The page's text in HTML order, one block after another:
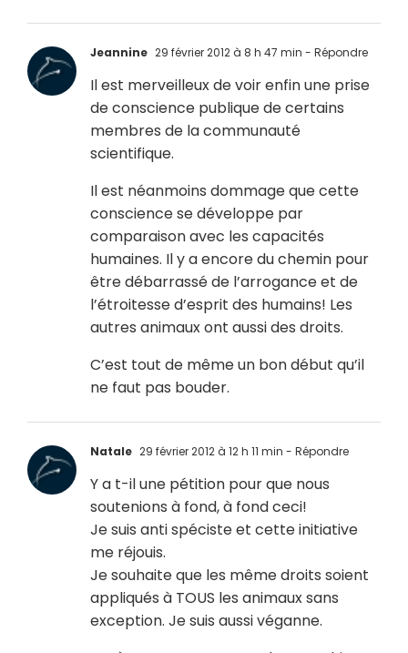
Jeannine 29 février 2012 à 8 h 47 min - Répondre
Il est merveilleux de voir enfin une prise
de conscience publique de certains
membres de la communauté
scientifique.
Il est néanmoins dommage que cette
conscience se développe par
comparaison avec les capacités
humaines. Il y a encore du chemin pour
être débarrassé de l’arrogance et de
l’étroitesse d’esprit des humains! Les
autres animaux ont aussi des droits.
C’est tout de même un bon début qu’il
ne faut pas bouder.
Natale 29 février 2012 à 12 h 11 min - Répondre
Y a t-il une pétition pour que nous
soutenions à fond, à fond ceci!
Je suis anti spéciste et cette initiative
me réjouis.
Je souhaite que les même droits soient
appliqués à TOUS les animaux sans
exception. Je suis aussi véganne.